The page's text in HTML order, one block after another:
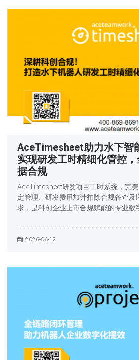
AceTimesheet助力水下智
实现研发工时精细化管控
据合规
AceTimesheet研发项目工时系统，完
定管理、研发费用加计扣除合规备查及
求，是科创企业上市合规赋能的专业数
2026-06-12